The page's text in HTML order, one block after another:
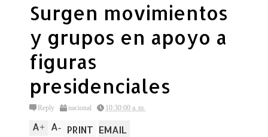
Surgen movimientos
y grupos en apoyo a
figuras
presidenciales
Reply nacional 10:30:00 a. m.
A+ A- PRINT EMAIL